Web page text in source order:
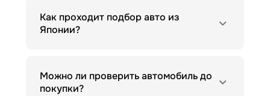
Как проходит подбор авто из
Японии?
Можно ли проверить автомобиль до
покупки?